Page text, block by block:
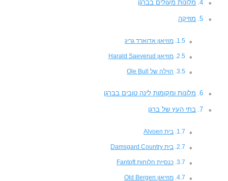
מלונות מעולים בברגן
מוזיקה
מוזיאון אדוארד גריג
מוזיאון Harald Saeverud
הוילה של Ole Bull
מלונות ומקומות לינה טובים בברגן
בתי העץ של ברגן
בית Alvoen
בית Damsgard Country
כנסיית הלוחות Fantoft
מוזיאון Old Bergen